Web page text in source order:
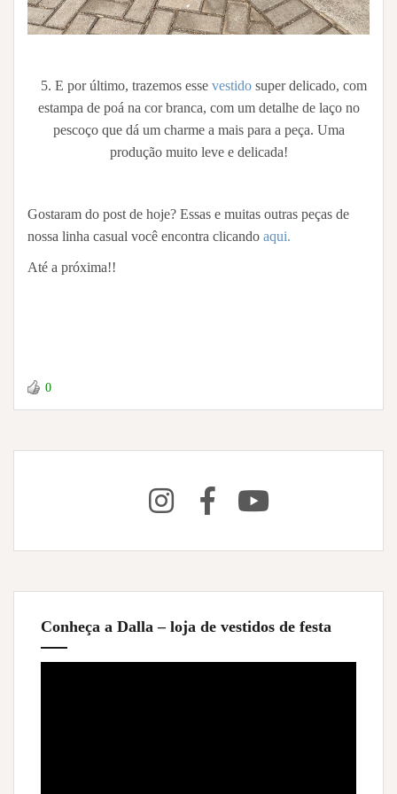
5. E por último, trazemos esse vestido super delicado, com
estampa de poá na cor branca, com um detalhe de laço no
pescoço que dá um charme a mais para a peça. Uma
produção muito leve e delicada!
Gostaram do post de hoje? Essas e muitas outras peças de
nossa linha casual você encontra clicando aqui.
Até a próxima!!
0
Conheça a Dalla – loja de vestidos de festa